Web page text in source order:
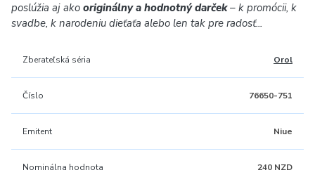
poslúžia aj ako originálny a hodnotný darček– k promócii, k
svadbe, k narodeniu dieťaťa alebo len tak pre radosť...
Zberateľská séria Orol
Číslo 76650-751
Emitent Niue
Nominálna hodnota 240 NZD